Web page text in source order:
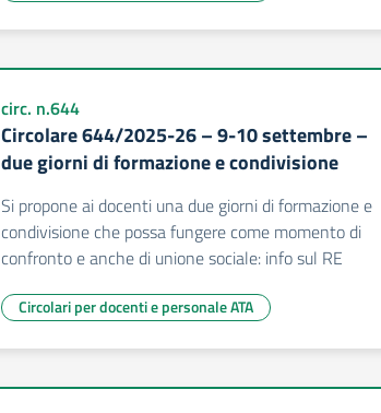
circ. n.644
Circolare 644/2025-26 – 9-10 settembre –
due giorni di formazione e condivisione
Si propone ai docenti una due giorni di formazione e
condivisione che possa fungere come momento di
confronto e anche di unione sociale: info sul RE
Circolari per docenti e personale ATA